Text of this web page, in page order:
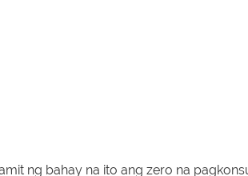
ng bahay na ito ang zero na